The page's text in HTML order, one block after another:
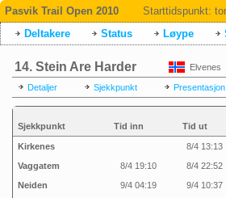
Pasvik Trail Open 2010 Starttidspunkt:
Deltakere
Status Løype
14. Stein Are Harder Elvenes
Detaljer Sjekkpunkt Presentasjon
Sjekkpunkt Tid inn Tid ut
Kirkenes 8/4 13:13
Vaggatem
8/4 19:10 8/4 22:52
Neiden
9/4 04:19 9/4 10:37